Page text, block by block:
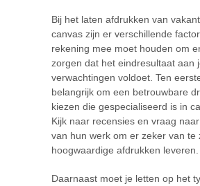
Bij het laten afdrukken van
canvas zijn er verschillende
rekening mee moet houden om
zorgen dat het eindresultaat aan
verwachtingen voldoet. Ten
belangrijk om een betrouwbare
kiezen die gespecialiseerd is in
Kijk naar recensies en vraag
van hun werk om er zeker van te
hoogwaardige afdrukken leveren.
Daarnaast moet je letten op het